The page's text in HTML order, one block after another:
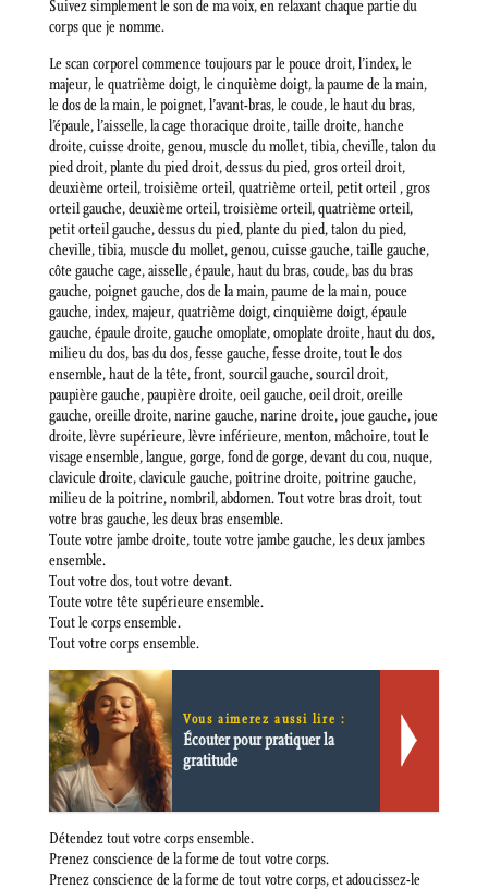
Suivez simplement le son de ma voix, en relaxant chaque partie du
corps que je nomme.
Le scan corporel commence toujours par le pouce droit, l’index, le
majeur, le quatrième doigt, le cinquième doigt, la paume de la main,
le dos de la main, le poignet, l’avant-bras, le coude, le haut du bras,
l’épaule, l’aisselle, la cage thoracique droite, taille droite, hanche
droite, cuisse droite, genou, muscle du mollet, tibia, cheville, talon du
pied droit, plante du pied droit, dessus du pied, gros orteil droit,
deuxième orteil, troisième orteil, quatrième orteil, petit orteil , gros
orteil gauche, deuxième orteil, troisième orteil, quatrième orteil,
petit orteil gauche, dessus du pied, plante du pied, talon du pied,
cheville, tibia, muscle du mollet, genou, cuisse gauche, taille gauche,
côte gauche cage, aisselle, épaule, haut du bras, coude, bas du bras
gauche, poignet gauche, dos de la main, paume de la main, pouce
gauche, index, majeur, quatrième doigt, cinquième doigt, épaule
gauche, épaule droite, gauche omoplate, omoplate droite, haut du dos,
milieu du dos, bas du dos, fesse gauche, fesse droite, tout le dos
ensemble, haut de la tête, front, sourcil gauche, sourcil droit,
paupière gauche, paupière droite, oeil gauche, oeil droit, oreille
gauche, oreille droite, narine gauche, narine droite, joue gauche, joue
droite, lèvre supérieure, lèvre inférieure, menton, mâchoire, tout le
visage ensemble, langue, gorge, fond de gorge, devant du cou, nuque,
clavicule droite, clavicule gauche, poitrine droite, poitrine gauche,
milieu de la poitrine, nombril, abdomen. Tout votre bras droit, tout
votre bras gauche, les deux bras ensemble.
Toute votre jambe droite, toute votre jambe gauche, les deux jambes
ensemble.
Tout votre dos, tout votre devant.
Toute votre tête supérieure ensemble.
Tout le corps ensemble.
Tout votre corps ensemble.
Vous aimerez aussi lire :
Écouter pour pratiquer la
gratitude
Détendez tout votre corps ensemble.
Prenez conscience de la forme de tout votre corps.
Prenez conscience de la forme de tout votre corps, et adoucissez-le